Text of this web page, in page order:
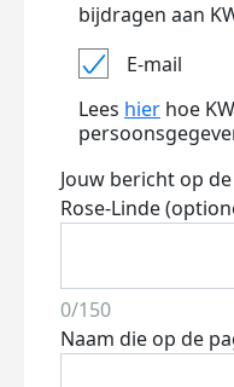
bijdragen aan
E-mail
Lees hier hoe
Jouw bericht op
Rose-Linde
0/150
Naam die op de